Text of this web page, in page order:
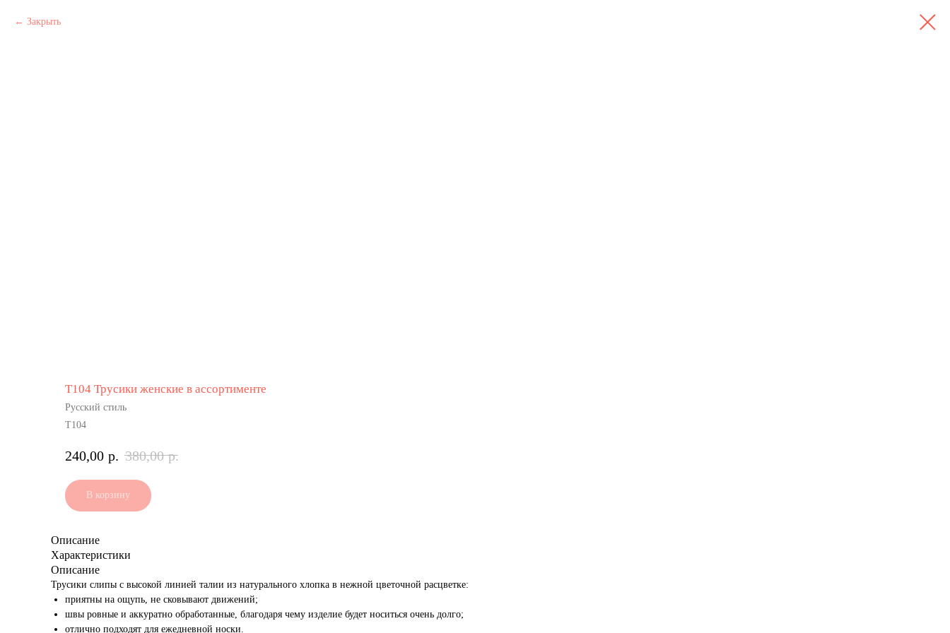
Закрыть
Т104 Трусики женские в ассортименте
Русский стиль
Т104
240,00 р. 380,00 р.
В корзину
Описание
Характеристики
Описание
Трусики слипы с высокой линией талии из натурального хлопка в нежной цветочной расцветке:
приятны на ощупь, не сковывают движений;
швы ровные и аккуратно обработанные, благодаря чему изделие будет носиться очень долго;
отлично подходят для ежедневной носки.